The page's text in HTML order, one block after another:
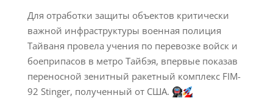
Для отработки защиты объектов критически
важной инфраструктуры военная полиция
Тайваня провела учения по перевозке войск и
боеприпасов в метро Тайбэя, впервые показав
переносной зенитный ракетный комплекс FIM-
92 Stinger, полученный от США.